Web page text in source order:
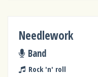
Needlework
Band
Rock 'n' roll